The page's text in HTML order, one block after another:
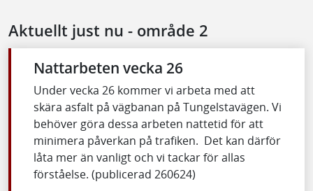
Aktuellt just nu - område 2
Nattarbeten vecka 26
Under vecka 26 kommer vi arbeta med att
skära asfalt på vägbanan på Tungelstavägen. Vi
behöver göra dessa arbeten nattetid för att
minimera påverkan på trafiken. Det kan därför
låta mer än vanligt och vi tackar för allas
förståelse. (publicerad 260624)